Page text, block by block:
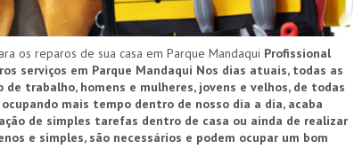
os reparos de sua casa em Parque Mandaqui Profissional
serviços em Parque Mandaqui Nos dias atuais, todas as
trabalho, homens e mulheres, jovens e velhos, de todas
mais tempo dentro de nosso dia a dia, acaba
de simples tarefas dentro de casa ou ainda de realizar
e simples, são necessários e podem ocupar um bom